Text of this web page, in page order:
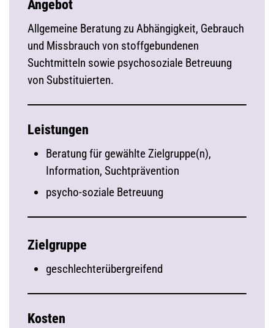
Angebot
Allgemeine Beratung zu Abhängigkeit, Gebrauch
und Missbrauch von stoffgebundenen
Suchtmitteln sowie psychosoziale Betreuung
von Substituierten.
Leistungen
Beratung für gewählte Zielgruppe(n),
Information, Suchtprävention
psycho-soziale Betreuung
Zielgruppe
geschlechterübergreifend
Kosten